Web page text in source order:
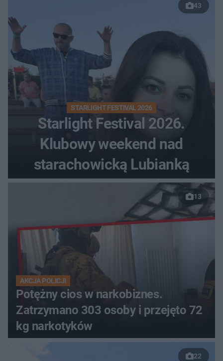
43
STARLIGHT FESTIVAL 2026
Starlight Festival 2026.
Klubowy weekend nad
starachowicką Lubianką
13
AKCJA POLICJI
Potężny cios w narkobiznes.
Zatrzymano 303 osoby i przejęto 72
kg narkotyków
22